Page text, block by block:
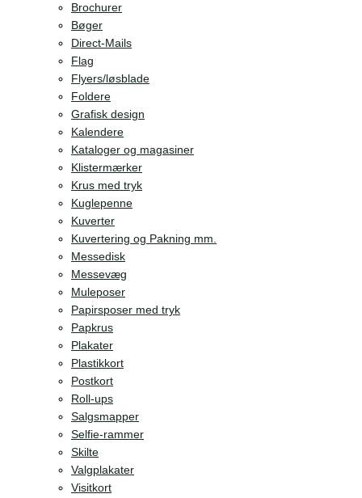
Brochurer
Bøger
Direct-Mails
Flag
Flyers/løsblade
Foldere
Grafisk design
Kalendere
Kataloger og magasiner
Klistermærker
Krus med tryk
Kuglepenne
Kuverter
Kuvertering og Pakning mm.
Messedisk
Messevæg
Muleposer
Papirsposer med tryk
Papkrus
Plakater
Plastikkort
Postkort
Roll-ups
Salgsmapper
Selfie-rammer
Skilte
Valgplakater
Visitkort